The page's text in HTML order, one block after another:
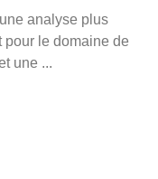
analyse plus
pour le domaine de
une ...